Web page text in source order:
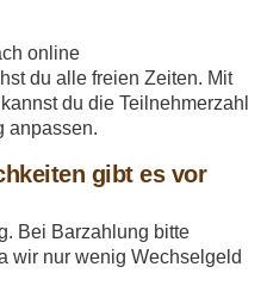
online
du alle freien Zeiten. Mit
du die Teilnehmerzahl
anpassen.
gibt es vor
Bei Barzahlung bitte
wir nur wenig Wechselgeld